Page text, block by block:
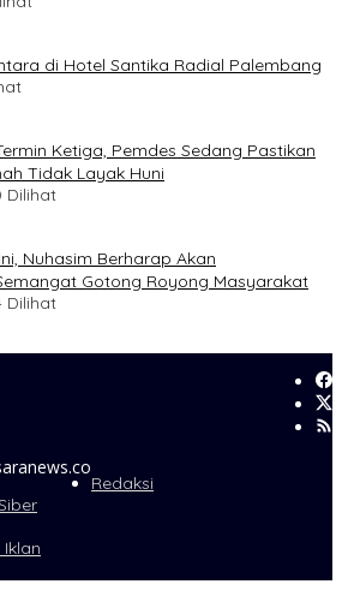
di Hotel Santika Radial Palembang
Ketiga, Pemdes Sedang Pastikan
Tidak Layak Huni
Dilihat
Nuhasim Berharap Akan
Gotong Royong Masyarakat
Dilihat
Redaksi